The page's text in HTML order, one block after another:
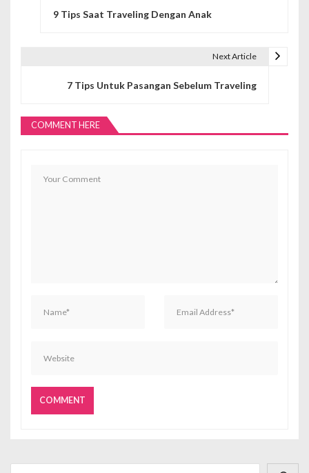
a
9 Tips Saat Traveling Dengan Anak
Next Article
7 Tips Untuk Pasangan Sebelum Traveling
COMMENT HERE